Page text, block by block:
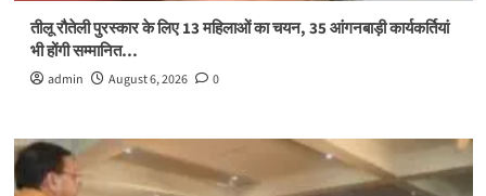
तीलू रौतेली पुरस्कार के लिए 13 महिलाओं का चयन, 35 आंगनबाड़ी कार्यकर्तियां
भी होंगी सम्मानित…
admin August 6, 2026 0